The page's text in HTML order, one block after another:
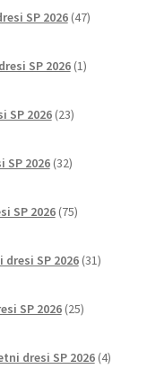
SP 2026 47izdelkov
SP 2026 1izdelek
SP 2026 23izdelkov
SP 2026 32izdelkov
SP 2026 75izdelkov
SP 2026 31izdelkov
SP 2026 25izdelkov
dresi SP 2026 4izdelki